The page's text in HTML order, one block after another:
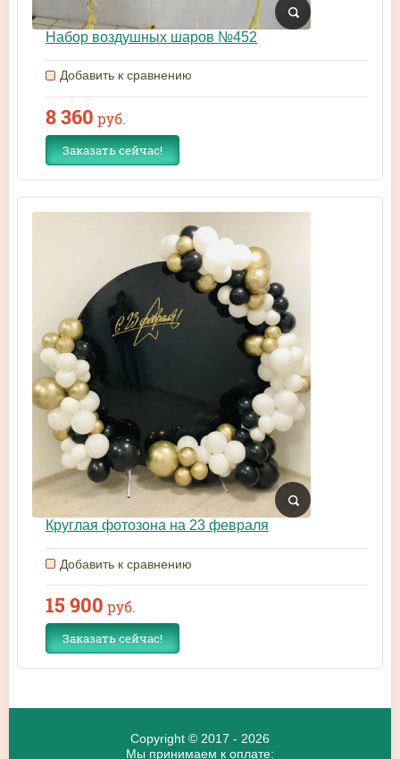
Набор воздушных шаров №452
Добавить к сравнению
8 360 руб.
Заказать сейчас!
Круглая фотозона на 23 февраля
Добавить к сравнению
15 900 руб.
Заказать сейчас!
Copyright © 2017 - 2026
Мы принимаем к оплате: